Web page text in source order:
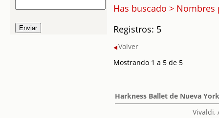
Has buscado >
Registros: 5
Volver
Mostrando 1 a 5 de 5
Harkness Ballet de Nueva
Vivaldi,